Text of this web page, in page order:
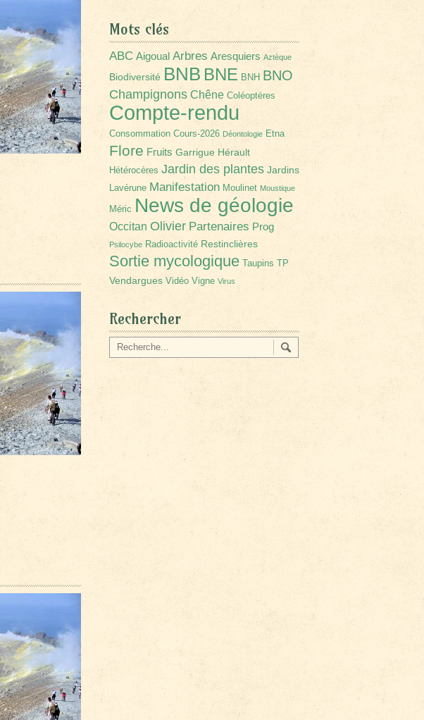
Mots clés
ABC Aigoual Arbres Aresquiers Aztèque
Biodiversité BNB BNE BNH BNO
Champignons Chêne Coléoptères
Compte-rendu
Consommation Cours-2026 Déontologie Etna
Flore Fruits Garrigue Hérault
Hétérocères Jardin des plantes Jardins
Lavérune Manifestation Moulinet Moustique
Méric News de géologie
Occitan Olivier Partenaires Prog
Psilocybe Radioactivité Restinclières
Sortie mycologique Taupins TP
Vendargues Vidéo Vigne Virus
Rechercher